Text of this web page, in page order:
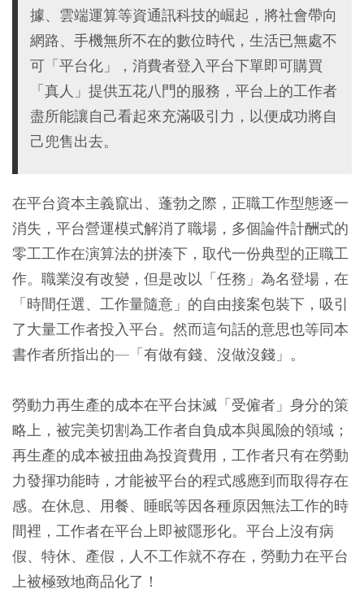
據、雲端運算等資通訊科技的崛起，將社會帶向
網路、手機無所不在的數位時代，生活已無處不
可「平台化」，消費者登入平台下單即可購買
「真人」提供五花八門的服務，平台上的工作者
盡所能讓自己看起來充滿吸引力，以便成功將自
己兜售出去。
在平台資本主義竄出、蓬勃之際，正職工作型態逐一
消失，平台營運模式解消了職場，多個論件計酬式的
零工工作在演算法的拼湊下，取代一份典型的正職工
作。職業沒有改變，但是改以「任務」為名登場，在
「時間任選、工作量隨意」的自由接案包裝下，吸引
了大量工作者投入平台。然而這句話的意思也等同本
書作者所指出的—「有做有錢、沒做沒錢」。
勞動力再生產的成本在平台抹滅「受僱者」身分的策
略上，被完美切割為工作者自負成本與風險的領域；
再生產的成本被扭曲為投資費用，工作者只有在勞動
力發揮功能時，才能被平台的程式感應到而取得存在
感。在休息、用餐、睡眠等因各種原因無法工作的時
間裡，工作者在平台上即被隱形化。平台上沒有病
假、特休、產假，人不工作就不存在，勞動力在平台
上被極致地商品化了！